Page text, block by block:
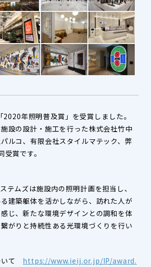
2020年照明普及賞」を受賞しました。
設の設計・施工を行った株式会社竹中
ルコ、有限会社スタイルマテック、弊
賞です。
テムズは施設内の照明計画を担当し、
建築躯体を活かしながら、訪れた人が
じ、新たな環境デザインとの調和を体
がりと持続性ある光環境づくりを行い
いて https://www.ieij.or.jp/IP/award.